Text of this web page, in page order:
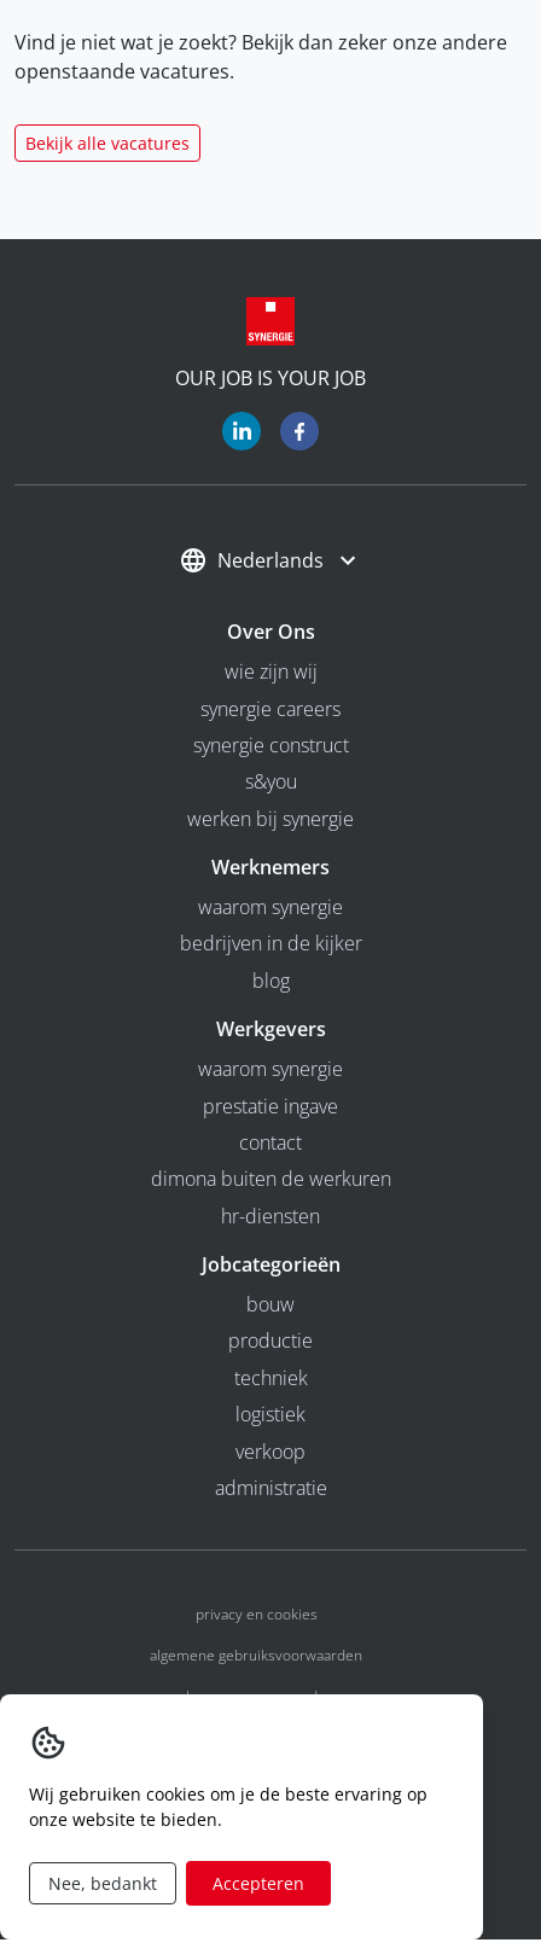
Vind je niet wat je zoekt? Bekijk dan zeker onzeandere
openstaande vacatures.
Bekijk alle vacatures
OUR JOB IS YOUR JOB
Nederlands
Over Ons
wie zijn wij
synergie careers
synergie construct
s&you
werken bij synergie
Werknemers
waarom synergie
bedrijven in de kijker
blog
Werkgevers
waarom synergie
prestatie ingave
contact
dimona buiten de werkuren
hr-diensten
Jobcategorieën
bouw
productie
techniek
logistiek
verkoop
administratie
privacy en cookies
algemene gebruiksvoorwaarden
algemene voorwaarden
code of conduct
aanvraag rechten ivm privacy
Wij gebruiken cookies om je de beste ervaring op
onze website te bieden.
Nee, bedankt Accepteren